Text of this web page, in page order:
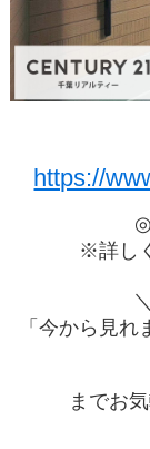
https://
※詳しく
「今から見れ
までお